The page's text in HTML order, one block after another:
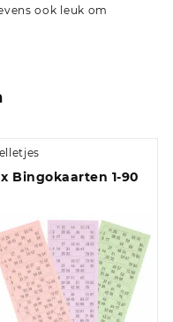
ook leuk om
Bingokaarten 1-90